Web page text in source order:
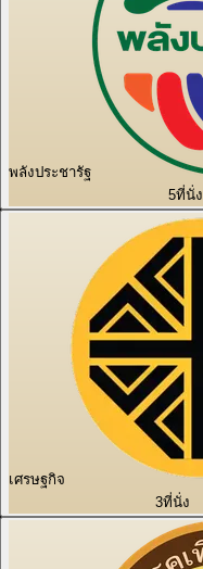
พลังประชารัฐ
5ที่นั่ง
เศรษฐกิจ
3ที่นั่ง